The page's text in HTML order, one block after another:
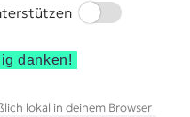
Switch
danken!
lokal in deinem Browser